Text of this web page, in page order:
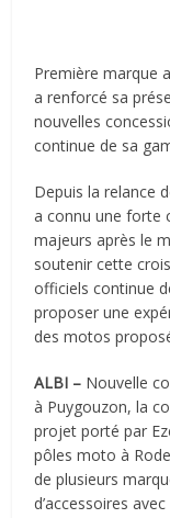
Première marque
a renforcé sa
nouvelles
continue de sa
Depuis la relance
a connu une forte
majeurs après le
soutenir cette
officiels continue
proposer une
des motos
ALBI – Nouvelle
à Puygouzon, la
projet porté par
pôles moto à
de plusieurs
d’accessoires